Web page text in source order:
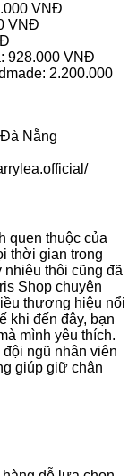
VNĐ
VNĐ
928.000 VNĐ
2.200.000
Nẵng
quen thuộc của
thời gian trong
nhiêu thôi cũng đã
Shop chuyên
thương hiệu nổi
khi đến đây, bạn
mình yêu thích.
ngũ nhân viên
giúp giữ chân